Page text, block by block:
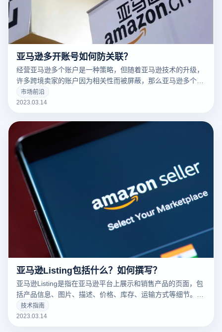
亚马逊多开账号如何防关联？
经营亚马逊多个账户是一种策略，但随着亚马逊技术的升级，
许多跨境卖家的账户因为相关性而被屏蔽，那么亚马逊多个账
户和多个商店的卖家如何防止相关性呢？有什么好的防关联方
法？
市场前沿
2023.03.14
亚马逊Listing包括什么？如何撰写？
亚马逊Listing是指在亚马逊平台上展示和销售产品的页面，包
括产品信息、图片、描述、价格、库存、运输方式等细节。一
个好的亚马逊Listing可以吸引更多的潜在买家，增加销量。以
下云登录指纹浏览器关于亚马逊Listing包括什么？如何撰写？
技术指南
2023.03.14